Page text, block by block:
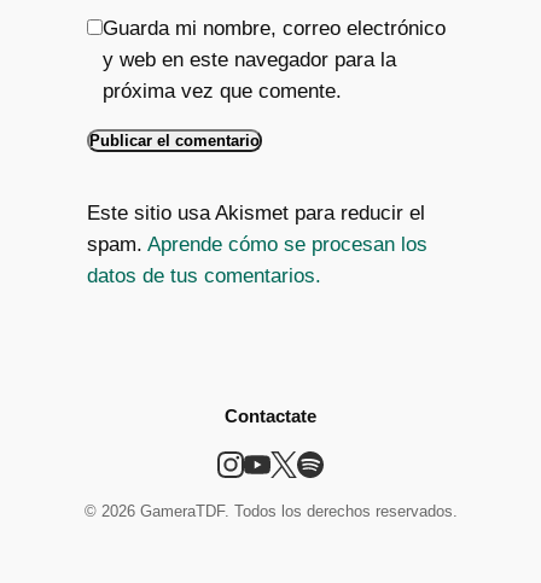
Guarda mi nombre, correo electrónico
y web en este navegador para la
próxima vez que comente.
Este sitio usa Akismet para reducir el
spam. Aprende cómo se procesan los
datos de tus comentarios.
Contactate
© 2026 GameraTDF. Todos los derechos reservados.